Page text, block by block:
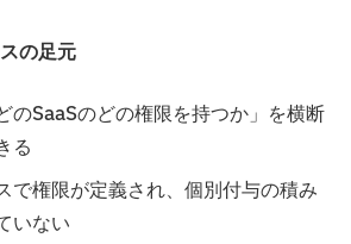
の足元
のSaaSのどの権限を持つか」を横断
る
で権限が定義され、個別付与の積み
いない